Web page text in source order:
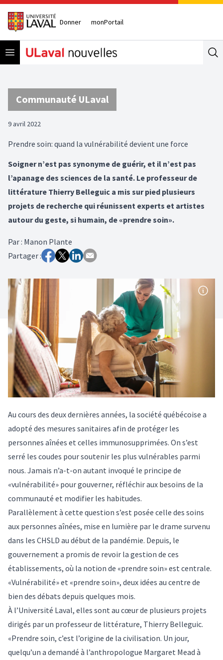
Donner monPortail
Open menu
Communauté ULaval
9 avril 2022
Prendre soin: quand la vulnérabilité devient une force
Soigner n’est pas synonyme de guérir, et il n’est pas
l’apanage des sciences de la santé. Le professeur de
littérature Thierry Belleguic a mis sur pied plusieurs
projets de recherche qui réunissent experts et artistes
autour du geste, si humain, de «prendre soin».
Par: Manon Plante
Partager :
Au cours des deux dernières années, la société québécoise a
adopté des mesures sanitaires afin de protéger les
personnes aînées et celles immunosupprimées. On s’est
serré les coudes pour soutenir les plus vulnérables parmi
nous. Jamais n’a-t-on autant invoqué le principe de
«vulnérabilité» pour gouverner, réfléchir aux besoins de la
communauté et modifier les habitudes.
Parallèlement à cette question s’est posée celle des soins
aux personnes aînées, mise en lumière par le drame survenu
dans les CHSLD au début de la pandémie. Depuis, le
gouvernement a promis de revoir la gestion de ces
établissements, où la notion de «prendre soin» est centrale.
«Vulnérabilité» et «prendre soin», deux idées au centre de
bien des débats depuis quelques mois.
À l’Université Laval, elles sont au cœur de plusieurs projets
dirigés par un professeur de littérature, Thierry Belleguic.
«Prendre soin, c’est l’origine de la civilisation. Un jour,
quelqu’un a demandé à l’anthropologue Margaret Mead à